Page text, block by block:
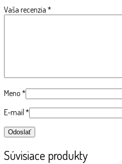
Vaša recenzia *
Meno *
E-mail *
Súvisiace produkty